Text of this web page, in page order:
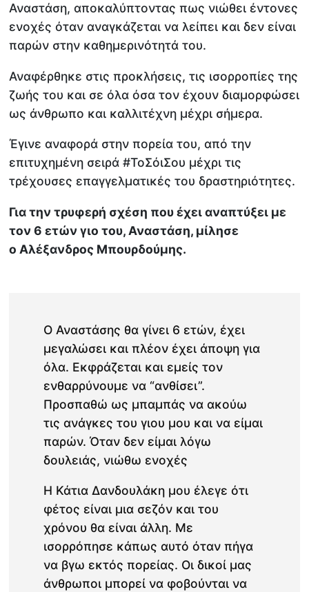
Αναστάση, αποκαλύπτοντας πως νιώθει έντονες
ενοχές όταν αναγκάζεται να λείπει και δεν είναι
παρών στην καθημερινότητά του.
Αναφέρθηκε στις προκλήσεις, τις ισορροπίες της
ζωής του και σε όλα όσα τον έχουν διαμορφώσει
ως άνθρωπο και καλλιτέχνη μέχρι σήμερα.
Έγινε αναφορά στην πορεία του, από την
επιτυχημένη σειρά #ΤοΣόιΣου μέχρι τις
τρέχουσες επαγγελματικές του δραστηριότητες.
Για την τρυφερή σχέση που έχει αναπτύξει με
τον 6 ετών γιο του, Αναστάση, μίλησε
ο Αλέξανδρος Μπουρδούμης.
Ο Αναστάσης θα γίνει 6 ετών, έχει
μεγαλώσει και πλέον έχει άποψη για
όλα. Εκφράζεται και εμείς τον
ενθαρρύνουμε να “ανθίσει”.
Προσπαθώ ως μπαμπάς να ακούω
τις ανάγκες του γιου μου και να είμαι
παρών. Όταν δεν είμαι λόγω
δουλειάς, νιώθω ενοχές
Η Κάτια Δανδουλάκη μου έλεγε ότι
φέτος είναι μια σεζόν και του
χρόνου θα είναι άλλη. Με
ισορρόπησε κάπως αυτό όταν πήγα
να βγω εκτός πορείας. Οι δικοί μας
άνθρωποι μπορεί να φοβούνται να